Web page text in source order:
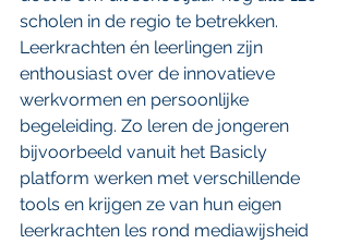
scholen in de regio te betrekken.
Leerkrachten én leerlingen zijn
enthousiast over de innovatieve
werkvormen en persoonlijke
begeleiding. Zo leren de jongeren
bijvoorbeeld vanuit het Basicly
platform werken met verschillende
tools en krijgen ze van hun eigen
leerkrachten les rond mediawijsheid